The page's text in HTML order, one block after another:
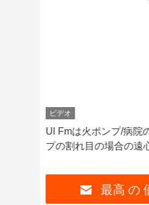
ビデオ
Ul Fmは火ポンプ/病院
プの割れ目の場合の遠
最高 の